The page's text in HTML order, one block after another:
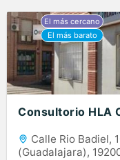
Consultorio HLA
Calle Rio Badiel,
(Guadalajara),